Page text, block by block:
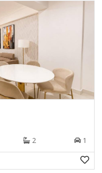
2 1